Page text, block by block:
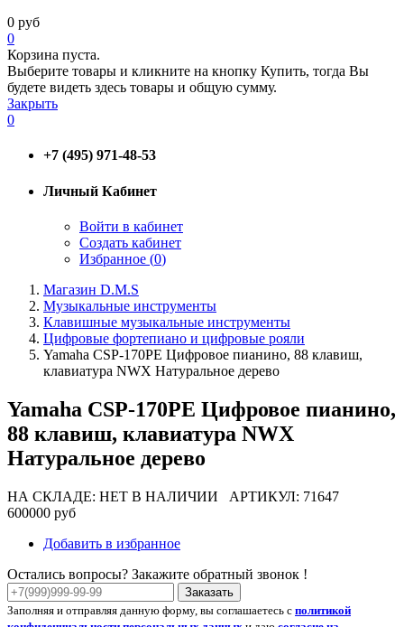
0 руб
0
Корзина пуста.
Выберите товары и кликните на кнопку Купить, тогда Вы
будете видеть здесь товары и общую сумму.
Закрыть
0
+7 (495) 971-48-53
Личный Кабинет
Войти в кабинет
Создать кабинет
Избранное (0)
Магазин D.M.S
Музыкальные инструменты
Клавишные музыкальные инструменты
Цифровые фортепиано и цифровые рояли
Yamaha CSP-170PE Цифровое пианино, 88 клавиш,
клавиатура NWX Натуральное дерево
Yamaha CSP-170PE Цифровое пианино,
88 клавиш, клавиатура NWX
Натуральное дерево
НА СКЛАДЕ: НЕТ В НАЛИЧИИ АРТИКУЛ: 71647
600000 руб
Добавить в избранное
Остались вопросы? Закажите обратный звонок !
Заказать
Заполняя и отправляя данную форму, вы соглашаетесь с политикой